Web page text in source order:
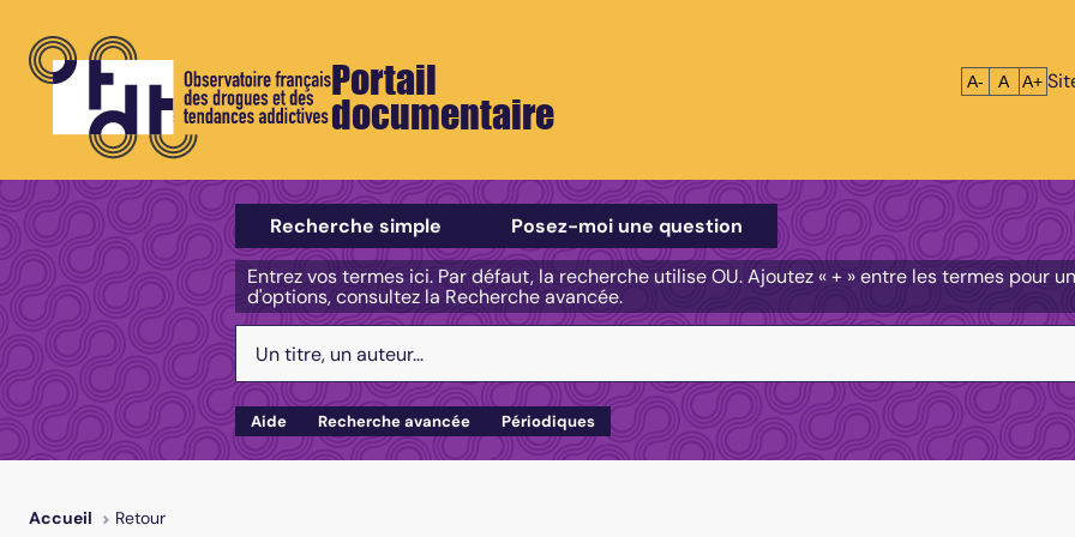
Portail
documentaire
Réduire le
A- A A+
Sélectionner un type de recherche
Recherche simple
Posez-moi une question
Entrez vos termes ici. Par défaut, la recherche utilise OU. Ajoutez « + » entre les termes pour
d'options, consultez la Recherche avancée.
Aide Recherche avancée Périodiques
Accueil Retour